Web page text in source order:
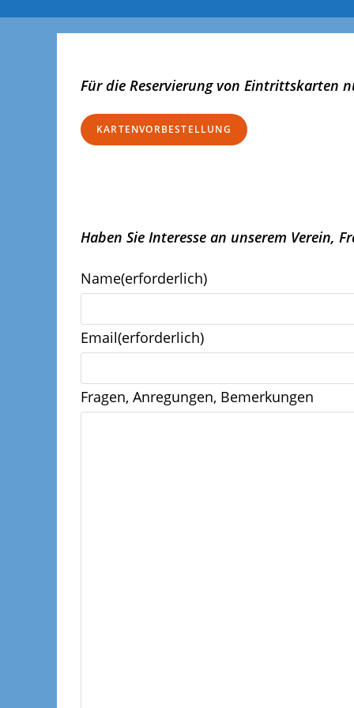
Für die Reservierung von Eintrittskarten
KARTENVORBESTELLUNG
Haben Sie Interesse an unserem Verein,
Name(erforderlich)
Email(erforderlich)
Fragen, Anregungen, Bemerkungen